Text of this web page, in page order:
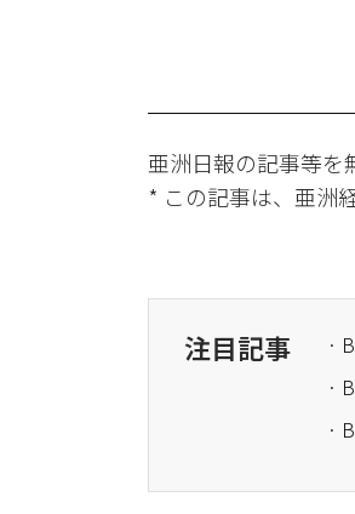
亜洲日報の記事等を
* この記事は、亜洲
注目記事
·